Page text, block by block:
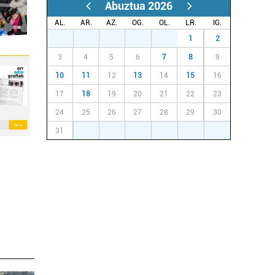
Abuztua 2026
AL. AR. AZ. OG. OL. LR.
IG.
1 2
3 4 5 6 7 8 9
10 11 12 13 14 15 16
17 18 19 20 21 22 23
24 25 26 27 28 29 30
31